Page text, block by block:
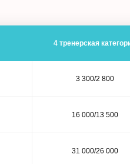
4 тренерская
3 300/2 800
16 000/13 500
31 000/26 000